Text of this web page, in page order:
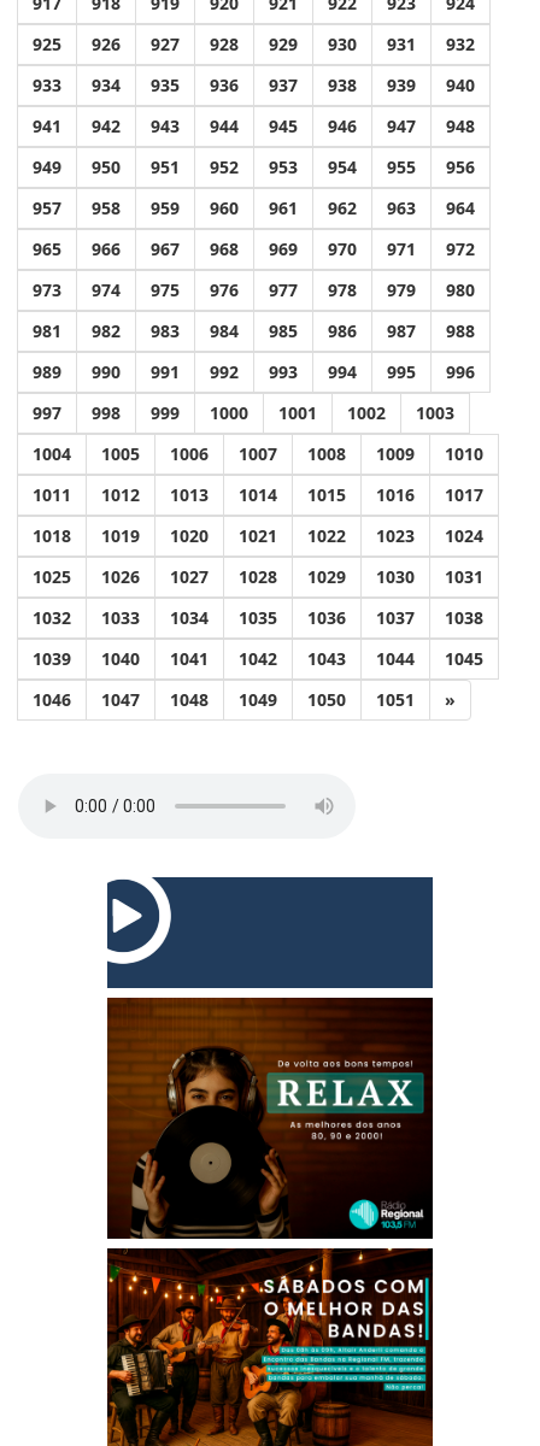
925
926 927 928 929 930 931
932
933
934 935 936 937 938 939
940
941
942 943 944 945 946 947
948
949
950 951 952 953 954 955
956
957
958 959 960 961 962 963
964
965
966 967 968 969 970 971
972
973
974 975 976 977 978 979
980
981
982 983 984 985 986 987
988
989
990 991 992 993 994 995
996
997
998 999 1000 1001 1002
1003
1004
1005 1006 1007 1008 1009
1010
1011
1012 1013 1014 1015 1016
1017
1018
1019 1020 1021 1022 1023
1024
1025
1026 1027 1028 1029 1030
1031
1032
1033 1034 1035 1036 1037
1038
1039
1040 1041 1042 1043 1044
1045
1046
1047 1048 1049 1050 1051 »